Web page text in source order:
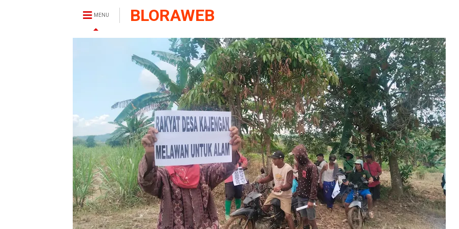
MENU BLORAWEB